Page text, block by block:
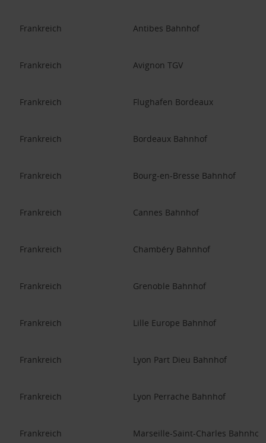
Frankreich Antibes Bahnhof
Frankreich Avignon TGV
Frankreich Flughafen Bordeaux
Frankreich Bordeaux Bahnhof
Frankreich Bourg-en-Bresse Bahnhof
Frankreich Cannes Bahnhof
Frankreich Chambéry Bahnhof
Frankreich Grenoble Bahnhof
Frankreich Lille Europe Bahnhof
Frankreich Lyon Part Dieu Bahnhof
Frankreich Lyon Perrache Bahnhof
Frankreich Marseille-Saint-Charles Bahnhof